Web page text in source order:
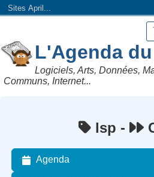
Sites April...
L'Agenda
Logiciels, Arts, Données,
Communs, Internet...
lsp -
Agenda